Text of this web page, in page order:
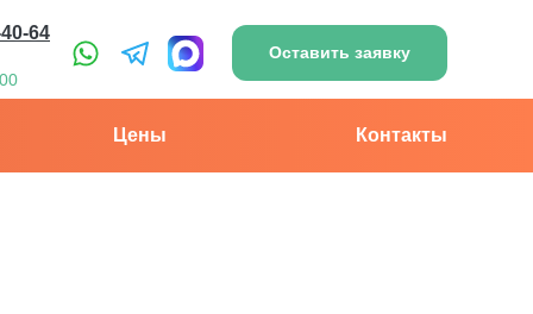
64
Оставить заявку
Цены Контакты